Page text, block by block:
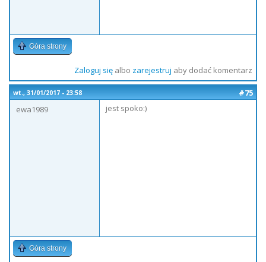
Góra strony
Zaloguj sięalbo zarejestruj aby dodać komentarz
wt., 31/01/2017 - 23:58
#75
ewa1989
jest spoko:)
Góra strony